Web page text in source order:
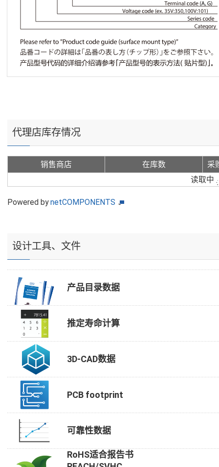
代理店库存情况
销售商店 在库数
采
读取中
Powered bynetCOMPONENTS
设计工具、文件
产品目录数据
推定寿命计算
3D-CAD数据
PCB footprint
可靠性数据
RoHS适合报告书